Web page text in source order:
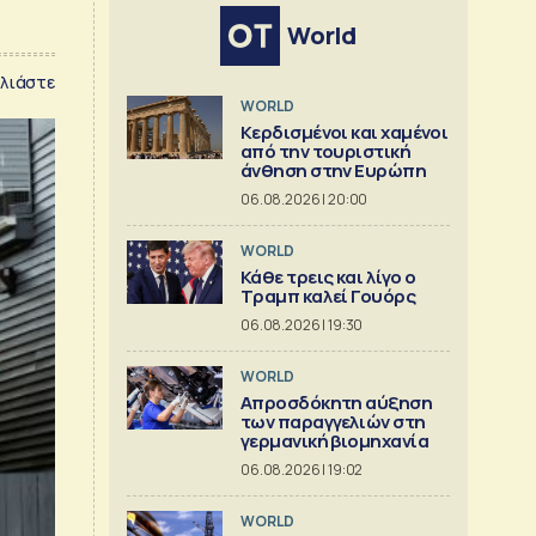
World
WORLD
Κερδισμένοι και χαμένοι
από την τουριστική
άνθηση στην Ευρώπη
06.08.2026 | 20:00
WORLD
Κάθε τρεις και λίγο ο
Τραμπ καλεί Γουόρς
06.08.2026 | 19:30
WORLD
Απροσδόκητη αύξηση
των παραγγελιών στη
γερμανική βιομηχανία
06.08.2026 | 19:02
WORLD